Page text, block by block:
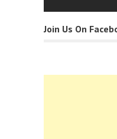
Join Us On